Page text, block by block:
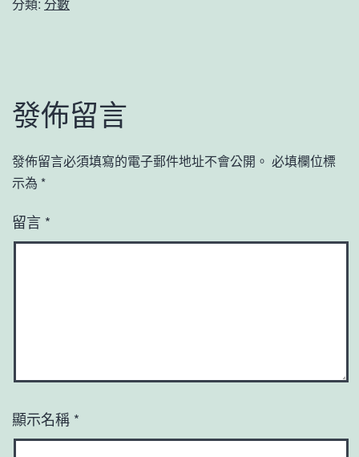
發佈留言
發佈留言必須填寫的電子郵件地址不會公開。 必填欄位標
示為 *
留言 *
顯示名稱 *